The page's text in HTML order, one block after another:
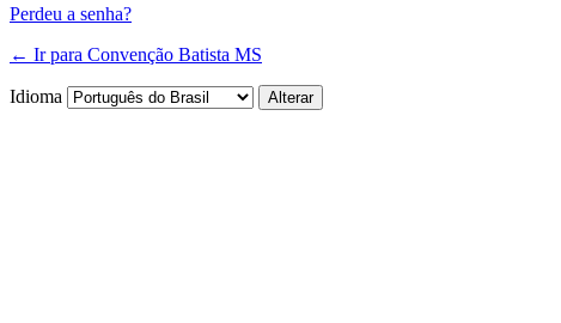
Perdeu a senha?
← Ir para Convenção Batista MS
Idioma